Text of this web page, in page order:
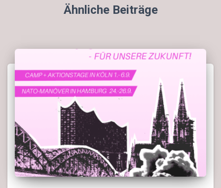
Ähnliche Beiträge